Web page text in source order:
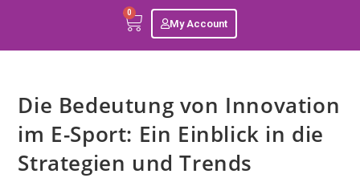
0
My Account
Die Bedeutung von Innovation
im E-Sport: Ein Einblick in die
Strategien und Trends